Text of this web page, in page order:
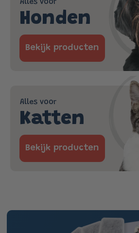
Alles voor
Honden
Bekijk producten
Alles voor
Katten
Bekijk producten
Ga direct naar
productinformatie